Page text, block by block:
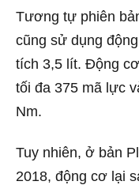
Tương tự phiên
cũng sử dụng
tích 3,5 lít. Động
tối đa 375 mã lực
Nm.
Tuy nhiên, ở bản
2018, động cơ lại